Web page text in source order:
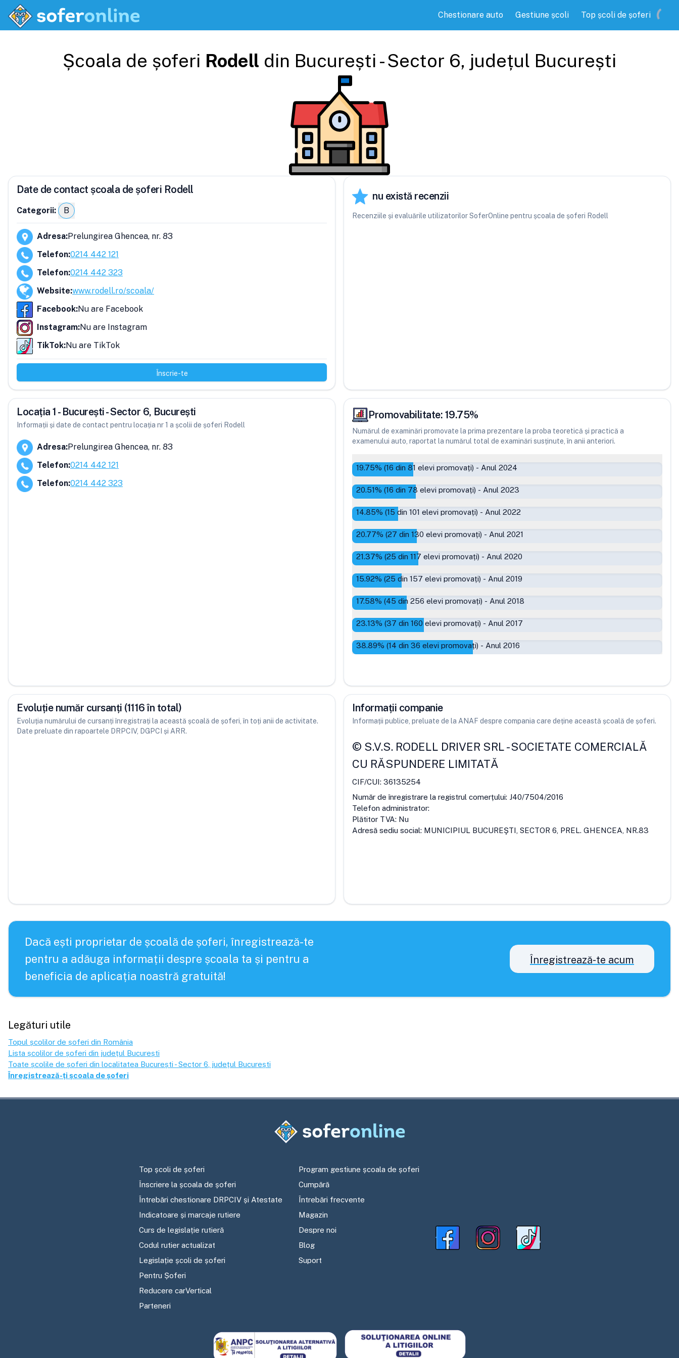
Chestionare auto Gestiune școli Top școli de șoferi
Școala de șoferi Rodell din București - Sector 6, județul București
Date de contact școala de șoferi Rodell
Categorii: B
Adresa:Prelungirea Ghencea, nr. 83
Telefon:0214 442 121
Telefon:0214 442 323
Website:www.rodell.ro/scoala/
Facebook:Nu are Facebook
Instagram:Nu are Instagram
TikTok:Nu are TikTok
Înscrie-te
nu există recenzii
Recenziile și evaluările utilizatorilor SoferOnline pentru școala de șoferi Rodell
Locația 1 - București - Sector 6, București
Informații și date de contact pentru locația nr 1 a școlii de șoferi Rodell
Adresa:Prelungirea Ghencea, nr. 83
Telefon:0214 442 121
Telefon:0214 442 323
Promovabilitate: 19.75%
Numărul de examinări promovate la prima prezentare la proba teoretică și practică a
examenului auto, raportat la numărul total de examinări susținute, în anii anteriori.
19.75% (16 din 81 elevi promovați) - Anul 2024
20.51% (16 din 78 elevi promovați) - Anul 2023
14.85% (15 din 101 elevi promovați) - Anul 2022
20.77% (27 din 130 elevi promovați) - Anul 2021
21.37% (25 din 117 elevi promovați) - Anul 2020
15.92% (25 din 157 elevi promovați) - Anul 2019
17.58% (45 din 256 elevi promovați) - Anul 2018
23.13% (37 din 160 elevi promovați) - Anul 2017
38.89% (14 din 36 elevi promovați) - Anul 2016
Evoluție număr cursanți (1116 în total)
Evoluția numărului de cursanți înregistrați la această școală de șoferi, în toți anii de activitate.
Date preluate din rapoartele DRPCIV, DGPCI și ARR.
Informații companie
Informații publice, preluate de la ANAF despre compania care deține această școală de șoferi.
© S.V.S. RODELL DRIVER SRL-SOCIETATE COMERCIALĂ
CU RĂSPUNDERE LIMITATĂ
CIF/CUI: 36135254
Număr de înregistrare la registrul comerțului: J40/7504/2016
Telefon administrator:
Plătitor TVA: Nu
Adresă sediu social: MUNICIPIUL BUCUREŞTI, SECTOR 6, PREL. GHENCEA, NR.83
Dacă ești proprietar de școală de șoferi, înregistrează-te
pentru a adăuga informații despre școala ta și pentru a
beneficia de aplicația noastră gratuită!
Înregistrează-te acum
Legături utile
Topul școlilor de șoferi din România
Lista școlilor de șoferi din județul București
Toate școlile de șoferi din localitatea București - Sector 6 , județul București
Înregistrează-ți școala de șoferi
Top școli de șoferi
Înscriere la școala de șoferi
Întrebări chestionare DRPCIV și Atestate
Indicatoare și marcaje rutiere
Curs de legislație rutieră
Codul rutier actualizat
Legislație școli de șoferi
Pentru Șoferi
Reducere carVertical
Parteneri
Program gestiune școala de șoferi
Cumpără
Întrebări frecvente
Magazin
Despre noi
Blog
Suport